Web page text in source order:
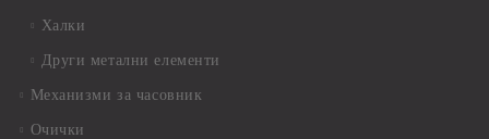
Халки
Други метални елементи
Механизми за часовник
Очички